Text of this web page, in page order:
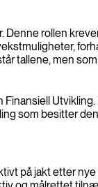
rollen
tallene, men
som besitter
på jakt etter